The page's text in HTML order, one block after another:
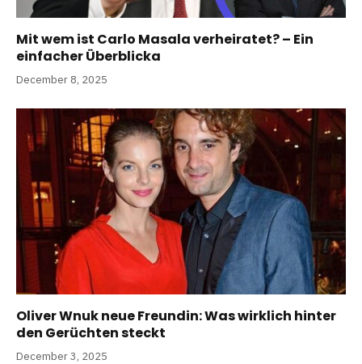
Mit wem ist Carlo Masala verheiratet? – Ein
einfacher Überblicka
December 8, 2025
Oliver Wnuk neue Freundin: Was wirklich hinter
den Gerüchten steckt
December 3, 2025